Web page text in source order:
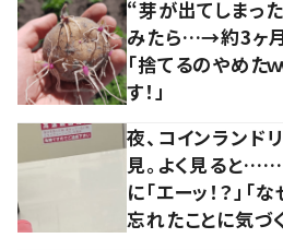
“芽が出てしまっ
みたら…→約3ヶ
「捨てるのやめた
す！」
夜、コインランド
見。よく見ると……
に「エーッ！？」「
忘れたことに気づ